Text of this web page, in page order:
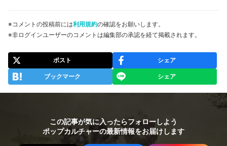
※コメントの投稿前には利用規約の確認をお願いします。
※非ログインユーザーのコメントは編集部の承認を経て掲載されます。
ポスト シェア
ブックマーク シェア
この記事が気に入ったらフォローしよう
ポップカルチャーの最新情報をお届けします